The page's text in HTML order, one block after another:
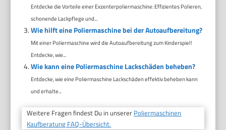
Entdecke die Vorteile einer Exzenterpoliermaschine: Effizientes Polieren,
schonende Lackpflege und...
Wie hilft eine Poliermaschine bei der Autoaufbereitung?
Mit einer Poliermaschine wird die Autoaufbereitung zum Kinderspiel!
Entdecke, wie...
Wie kann eine Poliermaschine Lackschäden beheben?
Entdecke, wie eine Poliermaschine Lackschäden effektiv beheben kann
und erhalte...
Weitere Fragen findest Du in unserer Poliermaschinen
Kaufberatung FAQ-Übersicht.